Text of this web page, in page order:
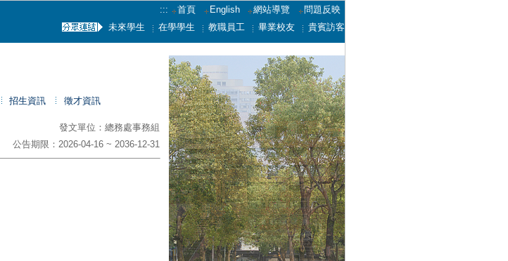
::: 首頁 English 網站導覽
問題反映
未來學生
在學學生 教職員工 畢業校友 貴賓訪客
招生資訊 徵才資訊
發文單位：總務處事務組
公告期限：2026-04-16 ~ 2036-12-31